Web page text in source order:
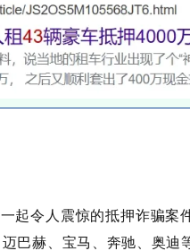
起令人震惊的抵押诈骗
巴赫、宝马、奔驰、奥